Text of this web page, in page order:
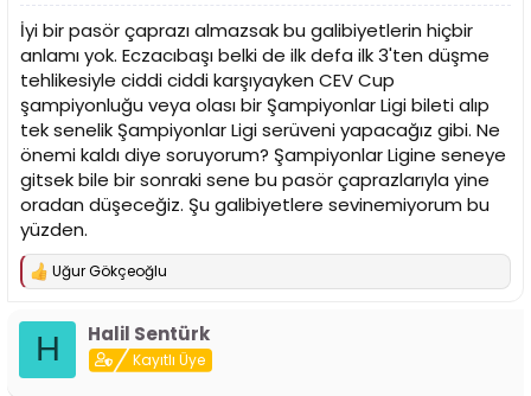
İyi bir pasör çaprazı almazsak bu galibiyetlerin hiçbir
anlamı yok. Eczacıbaşı belki de ilk defa ilk 3'ten düşme
tehlikesiyle ciddi ciddi karşıyayken CEV Cup
şampiyonluğu veya olası bir Şampiyonlar Ligi bileti alıp
tek senelik Şampiyonlar Ligi serüveni yapacağız gibi. Ne
önemi kaldı diye soruyorum? Şampiyonlar Ligine seneye
gitsek bile bir sonraki sene bu pasör çaprazlarıyla yine
oradan düşeceğiz. Şu galibiyetlere sevinemiyorum bu
yüzden.
T
Uğur Gökçeoğlu
H Halil Sentürk
Kayıtlı Üye